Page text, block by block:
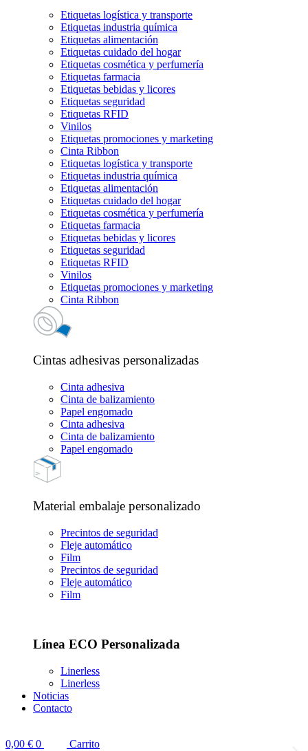
Etiquetas logística y transporte
Etiquetas industria química
Etiquetas alimentación
Etiquetas cuidado del hogar
Etiquetas cosmética y perfumería
Etiquetas farmacia
Etiquetas bebidas y licores
Etiquetas seguridad
Etiquetas RFID
Vinilos
Etiquetas promociones y marketing
Cinta Ribbon
Etiquetas logística y transporte
Etiquetas industria química
Etiquetas alimentación
Etiquetas cuidado del hogar
Etiquetas cosmética y perfumería
Etiquetas farmacia
Etiquetas bebidas y licores
Etiquetas seguridad
Etiquetas RFID
Vinilos
Etiquetas promociones y marketing
Cinta Ribbon
Cintas adhesivas personalizadas
Cinta adhesiva
Cinta de balizamiento
Papel engomado
Cinta adhesiva
Cinta de balizamiento
Papel engomado
Material embalaje personalizado
Precintos de seguridad
Fleje automático
Film
Precintos de seguridad
Fleje automático
Film
Línea ECO Personalizada
Linerless
Linerless
Noticias
Contacto
0,00 € 0
Carrito